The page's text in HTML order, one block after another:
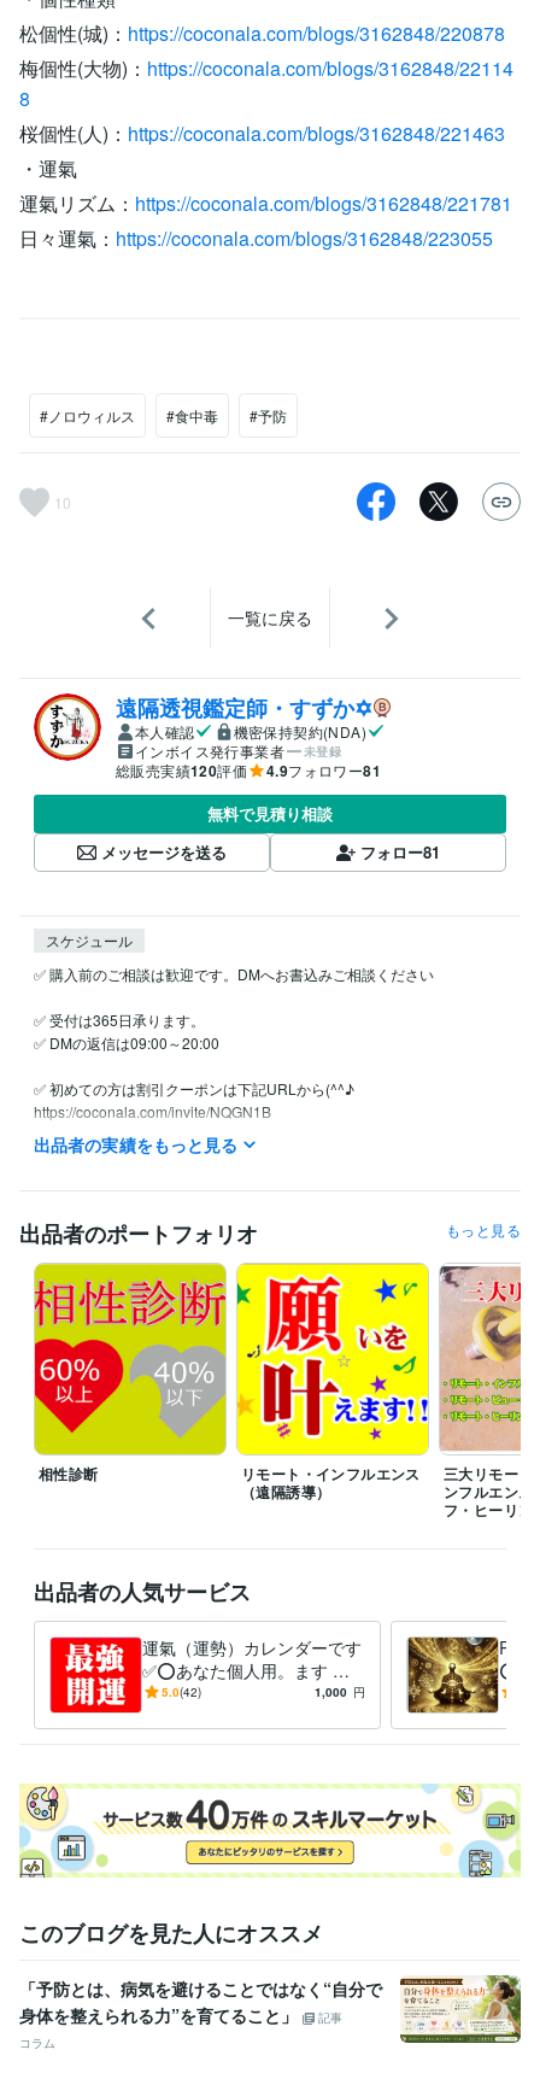
松個性(城)： https://coconala.com/blogs/3162848/220878
梅個性(大物)： https://coconala.com/blogs/3162848/22114
8
桜個性(人)： https://coconala.com/blogs/3162848/221463
・運氣
運氣リズム： https://coconala.com/blogs/3162848/221781
日々運氣： https://coconala.com/blogs/3162848/223055
#ノロウィルス #食中毒 #予防
10
一覧に戻る
遠隔透視鑑定師・すずか✡
本人確認
機密保持契約(NDA)
インボイス発行事業者
未登録
総販売実績120評価 4.9フォロワー81
無料で見積り相談
メッセージを送る
フォロー81
スケジュール
✅ 購入前のご相談は歓迎です。DMへお書込みご相談ください
✅ 受付は365日承ります。
✅ DMの返信は09:00～20:00
✅ 初めての方は割引クーポンは下記URLから(^^♪
https://coconala.com/invite/NQGN1B
ご注文には順番にお返事差し上げております。
✅ 高評価はすごくすごく嬉しく大喜びします(^^♪
経験職種
コンサルタント / 組織・人事コンサルタント 経験年数 : 7年
得意分野
占い 算命学・統計学・ユング心理学Loop理論
算命学 復縁 鬱 弱メンタル 占い 恋愛 相性 ふくえん
悩み相談・カウンセリング リモート・インフルエンス（遠隔誘導）
パラレルワールド 引寄せ リモート・インフルエ 遠隔誘導
復縁
ふくえん
婚活
出品者の実績をもっと見る
出品者のポートフォリオ もっと見る
相性診断
リモート・インフルエンス
（遠隔誘導）
三大リモート
ンフルエンス
フ・ヒーリン
出品者の人気サービス
運氣（運勢）カレンダーです
✅⭕あなた個人用。ます ❤️
大事な事は良き日を！悪い日
う✅
5.0(42) 1,000 円
RV
⭕サ
強力
授
このブログを見た人にオススメ
「予防とは、病気を避けることではなく“自分で
身体を整えられる力”を育てること」
記事
コラム